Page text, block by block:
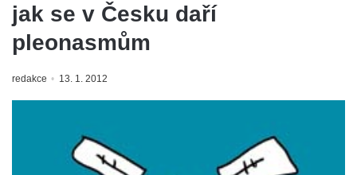
jak se v Česku daří
pleonasmům
redakce 13. 1. 2012